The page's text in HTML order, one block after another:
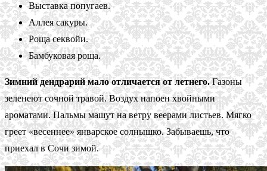
Выставка попугаев.
Аллея сакуры.
Роща секвойи.
Бамбуковая роща.
Зимний дендрарий мало отличается от летнего.Газоны
зеленеют сочной травой. Воздух напоен хвойными
ароматами. Пальмы машут на ветру веерами листьев. Мягко
греет «весеннее» январское солнышко. Забываешь, что
приехал в Сочи зимой.